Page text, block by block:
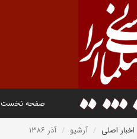
صفحه نخست
اخبار اصلی آرشیو آذر ۱۳۸۶